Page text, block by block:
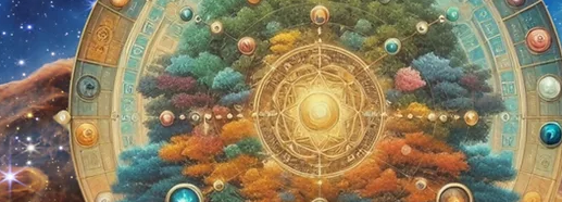
以太極八卦元素與蒼穹無限能量
觀自然之道 照自在本然
Through The Symbol of Tai Chi 、I Ching and the Infinite Energy of the